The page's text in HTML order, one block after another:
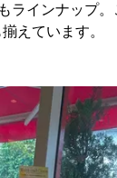
ラインナップ
えています。